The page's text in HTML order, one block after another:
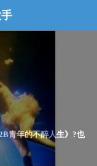
青年的不醉人生》?也